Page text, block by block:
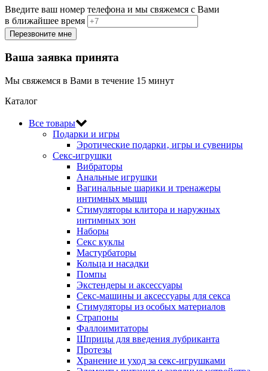
Введите ваш номер телефона и мы свяжемся с Вами
в ближайшее время
Ваша заявка принята
Мы свяжемся в Вами в течение 15 минут
Каталог
Все товары
Подарки и игры
Эротические подарки‚ игры и сувениры
Секс-игрушки
Вибраторы
Анальные игрушки
Вагинальные шарики и тренажеры
интимных мышц
Стимуляторы клитора и наружных
интимных зон
Наборы
Секс куклы
Мастурбаторы
Кольца и насадки
Помпы
Экстендеры и аксессуары
Секс-машины и аксессуары для секса
Стимуляторы из особых материалов
Страпоны
Фаллоимитаторы
Шприцы для введения лубриканта
Протезы
Хранение и уход за секс-игрушками